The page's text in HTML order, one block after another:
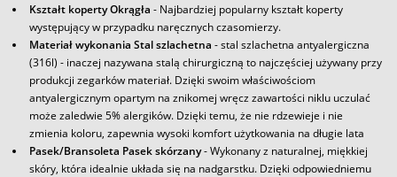
Kształt koperty Okrągła - Najbardziej popularny kształt koperty
występujący w przypadku naręcznych czasomierzy.
Materiał wykonania Stal szlachetna - stal szlachetna antyalergiczna
(316l) - inaczej nazywana stalą chirurgiczną to najczęściej używany przy
produkcji zegarków materiał. Dzięki swoim właściwościom
antyalergicznym opartym na znikomej wręcz zawartości niklu uczulać
może zaledwie 5% alergików. Dzięki temu, że nie rdzewieje i nie
zmienia koloru, zapewnia wysoki komfort użytkowania na długie lata
Pasek/Bransoleta Pasek skórzany- Wykonany z naturalnej, miękkiej
skóry, która idealnie układa się na nadgarstku. Dzięki odpowiedniemu